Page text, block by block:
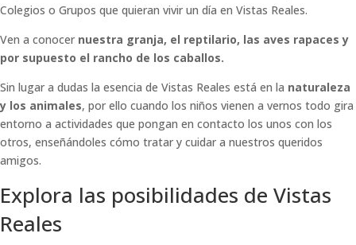
Colegios o Grupos que quieran vivir un día en Vistas Reales.
Ven a conocer nuestra granja, el reptilario, las aves rapaces y
por supuesto el rancho de los caballos.
Sin lugar a dudas la esencia de Vistas Reales está en la naturaleza
y los animales, por ello cuando los niños vienen a vernos todo gira
entorno a actividades que pongan en contacto los unos con los
otros, enseñándoles cómo tratar y cuidar a nuestros queridos
amigos.
Explora las posibilidades de Vistas
Reales